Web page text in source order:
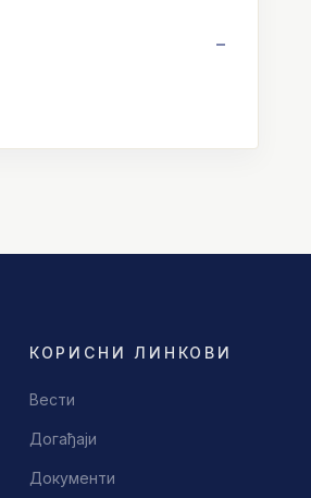
-
КОРИСНИ ЛИНКОВИ
Вести
Догађаји
Документи